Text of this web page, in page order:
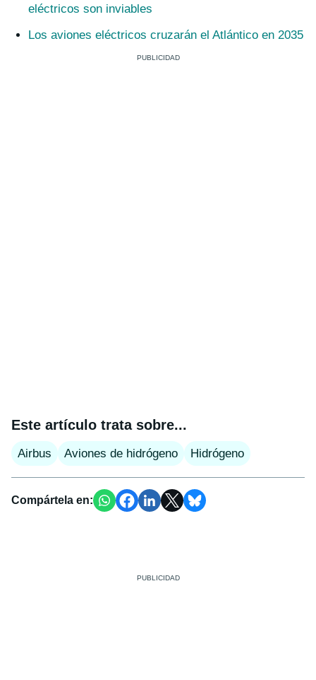
eléctricos son inviables
Los aviones eléctricos cruzarán el Atlántico en 2035
Este artículo trata sobre...
Airbus Aviones de hidrógeno Hidrógeno
Compártela en: